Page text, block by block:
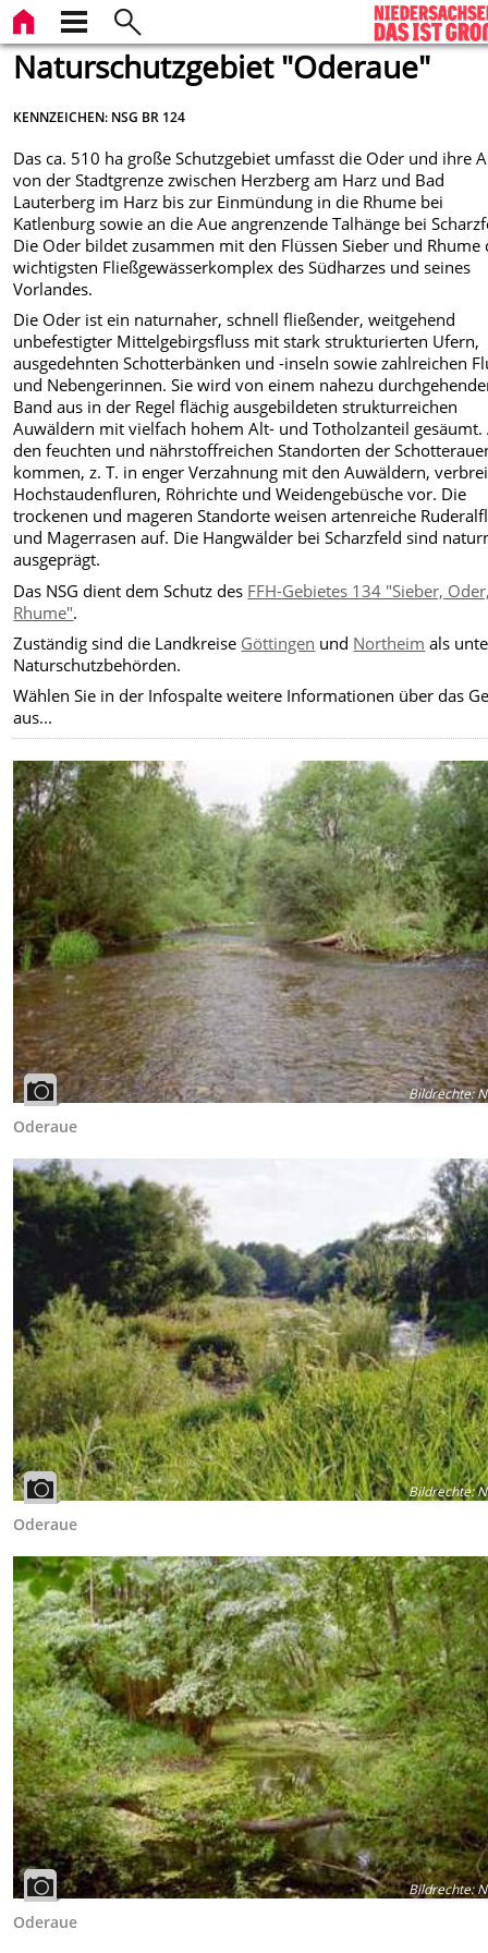
Naturschutzgebiet "Oderaue"
KENNZEICHEN: NSG BR 124
Das ca. 510 ha große Schutzgebiet umfasst die Oder und ihre
von der Stadtgrenze zwischen Herzberg am Harz und Bad
Lauterberg im Harz bis zur Einmündung in die Rhume bei
Katlenburg sowie an die Aue angrenzende Talhänge bei
Die Oder bildet zusammen mit den Flüssen Sieber und Rhume
wichtigsten Fließgewässerkomplex des Südharzes und seines
Vorlandes.
Die Oder ist ein naturnaher, schnell fließender, weitgehend
unbefestigter Mittelgebirgsfluss mit stark strukturierten Ufern,
ausgedehnten Schotterbänken und -inseln sowie zahlreichen
und Nebengerinnen. Sie wird von einem nahezu
Band aus in der Regel flächig ausgebildeten strukturreichen
Auwäldern mit vielfach hohem Alt- und Totholzanteil gesäumt.
den feuchten und nährstoffreichen Standorten der
kommen, z. T. in enger Verzahnung mit den Auwäldern,
Hochstaudenfluren, Röhrichte und Weidengebüsche vor. Die
trockenen und mageren Standorte weisen artenreiche
und Magerrasen auf. Die Hangwälder bei Scharzfeld sind
ausgeprägt.
Das NSG dient dem Schutz des FFH-Gebietes 134 "Sieber,
Rhume".
Zuständig sind die Landkreise Göttingen und Northeim als
Naturschutzbehörden.
Wählen Sie in der Infospalte weitere Informationen über das
aus...
Bildrechte:
Oderaue
Bildrechte:
Oderaue
Bildrechte:
Oderaue